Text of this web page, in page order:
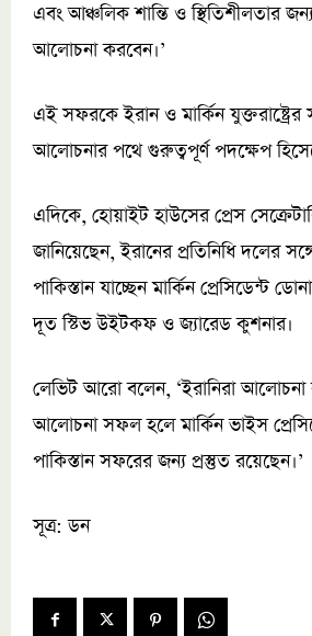
এবং আঞ্চলিক শান্তি ও স্থিতিশীলতার জন্য
আলোচনা করবেন।’
এই সফরকে ইরান ও মার্কিন যুক্তরাষ্ট্রের
আলোচনার পথে গুরুত্বপূর্ণ পদক্ষেপ
এদিকে, হোয়াইট হাউসের প্রেস
জানিয়েছেন, ইরানের প্রতিনিধি দলের
পাকিস্তান যাচ্ছেন মার্কিন প্রেসিডেন্ট
দূত স্টিভ উইটকফ ও জ্যারেড কুশনার।
লেভিট আরো বলেন, ‘ইরানিরা আলোচনা
আলোচনা সফল হলে মার্কিন ভাইস
পাকিস্তান সফরের জন্য প্রস্তুত রয়েছেন।’
সূত্র: ডন